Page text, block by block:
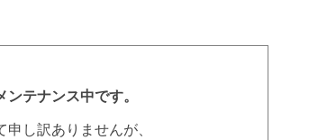
テナンス中です。
申し訳ありませんが、